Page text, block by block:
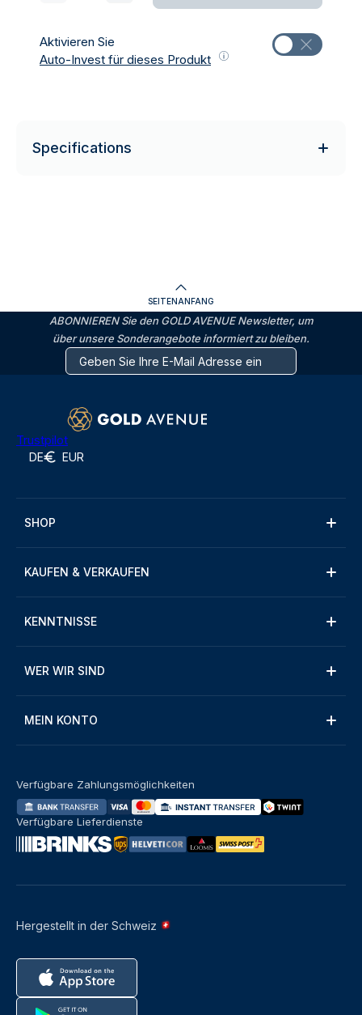
Aktivieren Sie
Auto-Invest für dieses Produkt
Specifications
SEITENANFANG
ABONNIEREN Sie den GOLD AVENUE Newsletter, um
über unsere Sonderangebote informiert zu bleiben.
Trustpilot
DE EUR
SHOP
KAUFEN & VERKAUFEN
KENNTNISSE
WER WIR SIND
MEIN KONTO
Hergestellt in der Schweiz
Verfügbare Zahlungsmöglichkeiten
Verfügbare Lieferdienste